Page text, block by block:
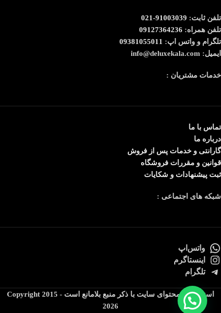
تلفن ثابت: 91003039-021
تلفن همراه: 09127364236
تلگرام و واتس اپ: 09381055011
ایمیل: info@deluxekala.com
خدمات مشتریان :
تماس با ما
درباره ما
گارانتی و خدمات پس از فروش
قوانین و مقررات فروشگاه
ثبت پیشنهادات و شکایات
شبکه های اجتماعی :
واتس‌اپ
اینستاگرم
تلگرام
استفاده از محتوای سایت با ذکر منبع بلامانع است Copyright 2015 -
2026